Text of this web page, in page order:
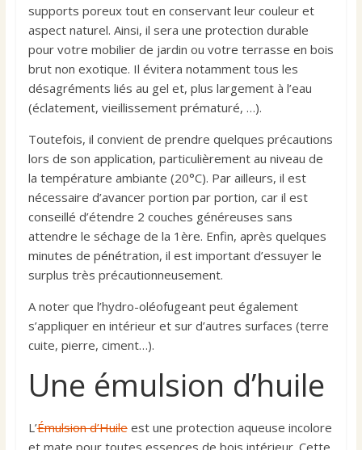
supports poreux tout en conservant leur couleur et
aspect naturel. Ainsi, il sera une protection durable
pour votre mobilier de jardin ou votre terrasse en bois
brut non exotique. Il évitera notamment tous les
désagréments liés au gel et, plus largement à l’eau
(éclatement, vieillissement prématuré, …).
Toutefois, il convient de prendre quelques précautions
lors de son application, particulièrement au niveau de
la température ambiante (20°C). Par ailleurs, il est
nécessaire d’avancer portion par portion, car il est
conseillé d’étendre 2 couches généreuses sans
attendre le séchage de la 1ère. Enfin, après quelques
minutes de pénétration, il est important d’essuyer le
surplus très précautionneusement.
A noter que l’hydro-oléofugeant peut également
s’appliquer en intérieur et sur d’autres surfaces (terre
cuite, pierre, ciment…).
Une émulsion d’huile
L’Émulsion d’Huileest une protection aqueuse incolore
et mate pour toutes essences de bois intérieur. Cette